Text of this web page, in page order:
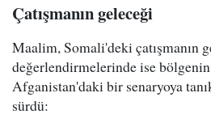
Çatışmanın geleceği
Maalim, Somali'deki çatışmanın
değerlendirmelerinde ise bölgenin
Afganistan'daki bir senaryoya
sürdü: